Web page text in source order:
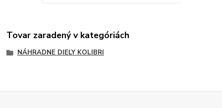
Tovar zaradený v kategóriách
NÁHRADNE DIELY KOLIBRI